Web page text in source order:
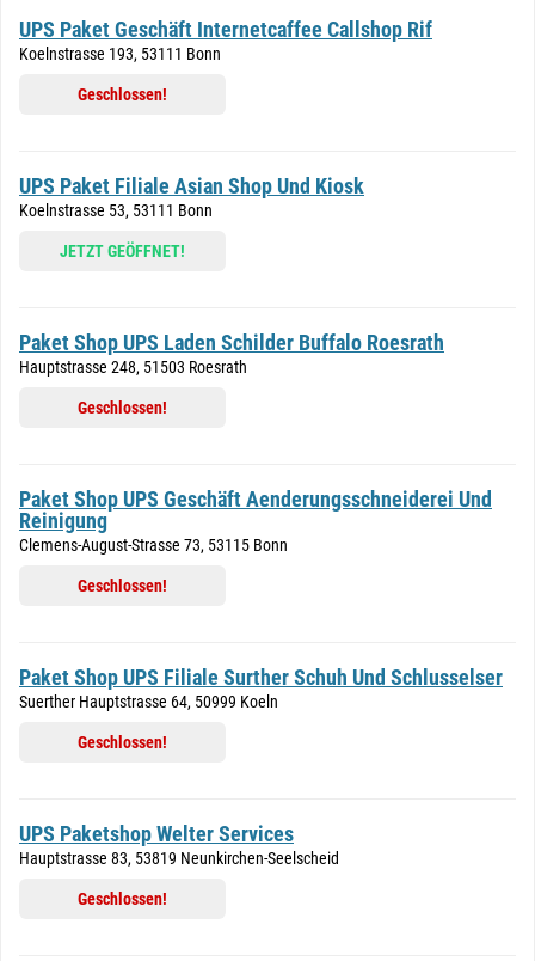
UPS Paket Geschäft Internetcaffee Callshop Rif
Koelnstrasse 193, 53111 Bonn
Geschlossen!
UPS Paket Filiale Asian Shop Und Kiosk
Koelnstrasse 53, 53111 Bonn
JETZT GEÖFFNET!
Paket Shop UPS Laden Schilder Buffalo Roesrath
Hauptstrasse 248, 51503 Roesrath
Geschlossen!
Paket Shop UPS Geschäft Aenderungsschneiderei Und
Reinigung
Clemens-August-Strasse 73, 53115 Bonn
Geschlossen!
Paket Shop UPS Filiale Surther Schuh Und Schlusselser
Suerther Hauptstrasse 64, 50999 Koeln
Geschlossen!
UPS Paketshop Welter Services
Hauptstrasse 83, 53819 Neunkirchen-Seelscheid
Geschlossen!